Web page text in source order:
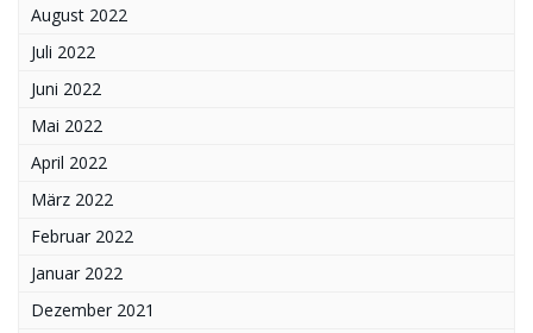
August 2022
Juli 2022
Juni 2022
Mai 2022
April 2022
März 2022
Februar 2022
Januar 2022
Dezember 2021